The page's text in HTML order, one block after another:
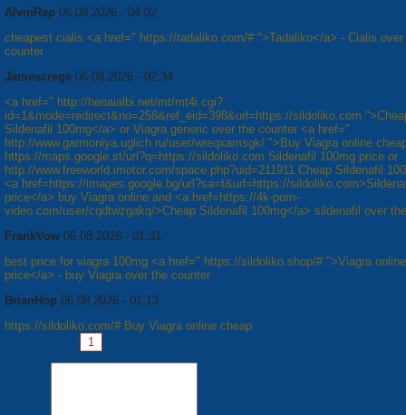
AlvinRep 06.08.2026 - 04:02
cheapest cialis <a href=" https://tadaliko.com/# ">Tadaliko</a> - Cialis over
counter
Jamescrege 06.08.2026 - 02:34
<a href=" http://henaialbi.net/mt/mt4i.cgi?
id=1&mode=redirect&no=258&ref_eid=398&url=https://sildoliko.com
Sildenafil 100mg</a> or Viagra generic over the counter <a href="
http://www.garmoniya.uglich.ru/user/wreqxamsgk/ ">Buy Viagra online
https://maps.google.st/url?q=https://sildoliko.com Sildenafil 100mg price or
http://www.freeworld.imotor.com/space.php?uid=211911 Cheap Sildenafil
<a href=https://images.google.bg/url?sa=t&url=https://
price</a> buy Viagra online and <a href=https://4k-porn-
video.com/user/cqdtwzgakq/>Cheap Sildenafil 100mg</a> sildenafil over
FrankVow 06.08.2026 - 01:31
best price for viagra 100mg <a href=" https://sildoliko.shop/# ">Viagra online
price</a> - buy Viagra over the counter
BrianHop 06.08.2026 - 01:13
https://sildoliko.com/# Buy Viagra online cheap
1